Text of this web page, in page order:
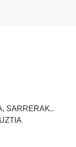
SARRERAK..